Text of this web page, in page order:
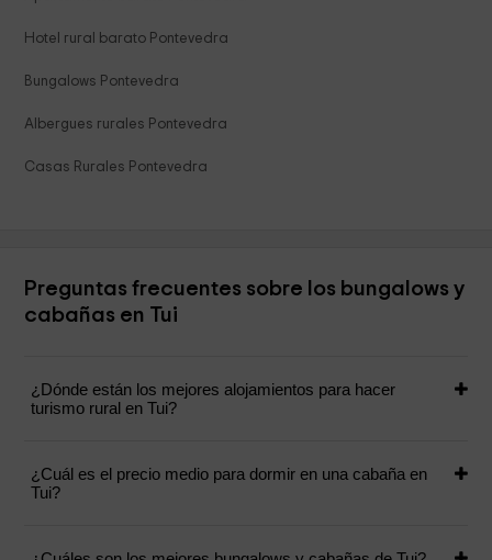
Hotel rural barato Pontevedra
Bungalows Pontevedra
Albergues rurales Pontevedra
Casas Rurales Pontevedra
Preguntas frecuentes sobre los bungalows y
cabañas en Tui
¿Dónde están los mejores alojamientos para hacer
turismo rural en Tui?
¿Cuál es el precio medio para dormir en una cabaña en
Tui?